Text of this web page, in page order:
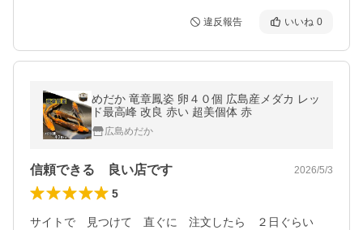
違反報告 いいね 0
めだか 竜章鳳姿 卵４０個 広島産メダカ レッ
ド最高峰 改良 赤い 超美個体 赤
広島めだか
信頼できる 良い店です 2026/5/3
5
サイトで　見つけて　直ぐに　注文したら　２日ぐらい